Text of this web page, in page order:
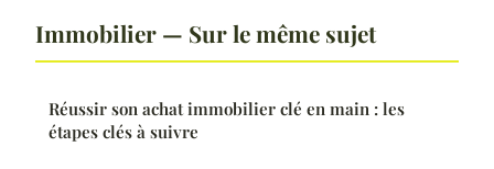
Immobilier — Sur le même sujet
Réussir son achat immobilier clé en main : les
étapes clés à suivre